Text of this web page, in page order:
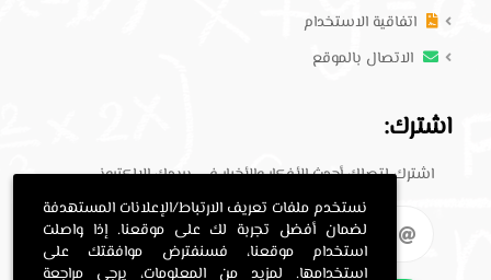
اتفاقية الاستخدام
الاتصال بالموقع
اشترك:
اشترك لتصلك أحدث الأفكار والأخبار في بريدك الإلكتروني.
نستخدم ملفات تعريف الارتباط/الإعلانات المستهدفة
لضمان أفضل تجربة لك على موقعنا. إذا واصلت
استخدام موقعنا، فسنفترض موافقتك على
استخدامها. لمزيد من المعلومات، يرجى مراجعة